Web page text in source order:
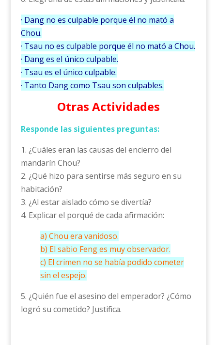
· Dang no es culpable porque él no mató a
Chou.
· Tsau no es culpable porque él no mató a Chou.
· Dang es el único culpable.
· Tsau es el único culpable.
· Tanto Dang como Tsau son culpables.
Otras Actividades
Responde las siguientes preguntas:
1. ¿Cuáles eran las causas del encierro del
mandarín Chou?
2. ¿Qué hizo para sentirse más seguro en su
habitación?
3. ¿Al estar aislado cómo se divertía?
4. Explicar el porqué de cada afirmación:
a) Chou era vanidoso.
b) El sabio Feng es muy observador.
c) El crimen no se había podido cometer
sin el espejo.
5. ¿Quién fue el asesino del emperador? ¿Cómo
logró su cometido? Justifica.